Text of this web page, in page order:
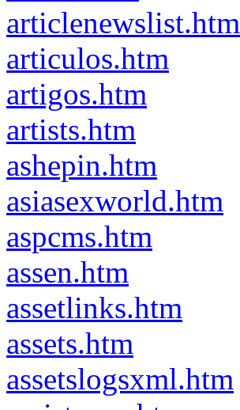
articlenewslist.htm
articulos.htm
artigos.htm
artists.htm
ashepin.htm
asiasexworld.htm
aspcms.htm
assen.htm
assetlinks.htm
assets.htm
assetslogsxml.htm